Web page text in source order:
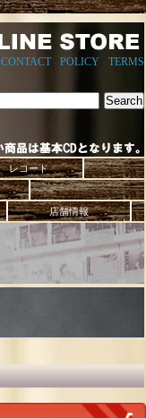
CONTACT- POLICY TERMS
レコード
店舗情報